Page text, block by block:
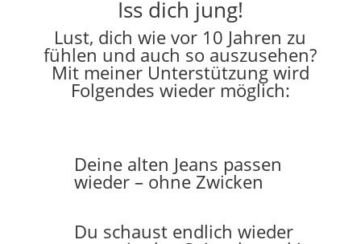
Iss dich jung!
Lust, dich wie vor 10 Jahren zu
fühlen und auch so auszusehen?
Mit meiner Unterstützung wird
Folgendes wieder möglich:
Deine alten Jeans passen
wieder – ohne Zwicken
Du schaust endlich wieder